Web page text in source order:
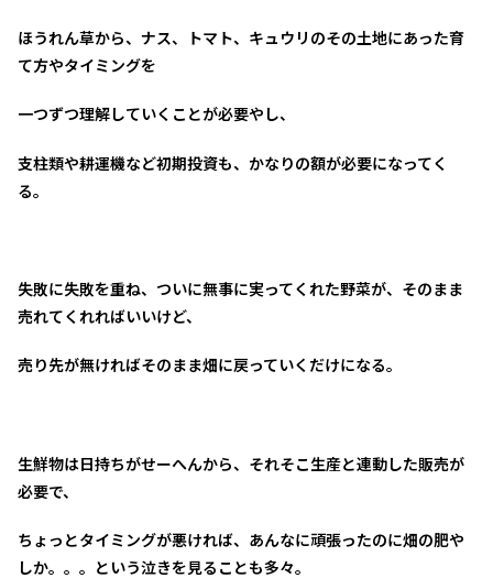
ほうれん草から、ナス、トマト、キュウリのその土地にあった育
て方やタイミングを
一つずつ理解していくことが必要やし、
支柱類や耕運機など初期投資も、かなりの額が必要になってく
る。
失敗に失敗を重ね、ついに無事に実ってくれた野菜が、そのまま
売れてくれればいいけど、
売り先が無ければそのまま畑に戻っていくだけになる。
生鮮物は日持ちがせーへんから、それそこ生産と連動した販売が
必要で、
ちょっとタイミングが悪ければ、あんなに頑張ったのに畑の肥や
しか。。。という泣きを見ることも多々。